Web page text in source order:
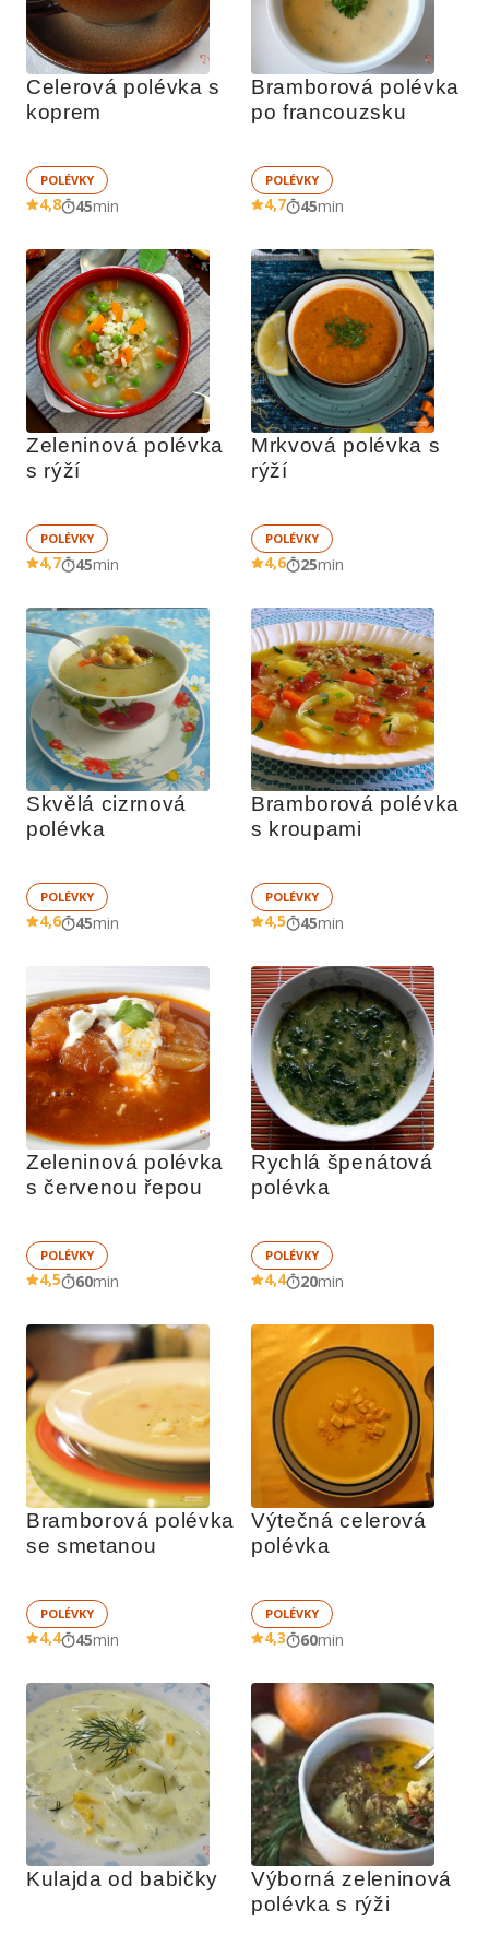
Celerová polévka s
koprem
POLÉVKY
4,8 45min
Bramborová polévka
po francouzsku
POLÉVKY
4,7 45min
Zeleninová polévka
s rýží
POLÉVKY
4,7 45min
Mrkvová polévka s
rýží
POLÉVKY
4,6 25min
Skvělá cizrnová
POLÉVKY
4,6 45min
Bramborová polévka
s kroupami
POLÉVKY
4,5 45min
Zeleninová polévka
s červenou řepou
POLÉVKY
4,5 60min
Rychlá špenátová
polévka
POLÉVKY
4,4 20min
Bramborová polévka
se smetanou
POLÉVKY
4,4 45min
Výtečná celerová
polévka
POLÉVKY
4,3 60min
Kulajda od babičky
Výborná zeleninová
polévka s rýži